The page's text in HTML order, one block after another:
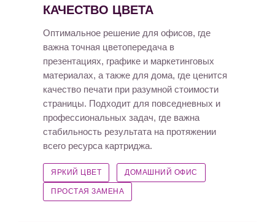
КАЧЕСТВО ЦВЕТА
Оптимальное решение для офисов, где
важна точная цветопередача в
презентациях, графике и маркетинговых
материалах, а также для дома, где ценится
качество печати при разумной стоимости
страницы. Подходит для повседневных и
профессиональных задач, где важна
стабильность результата на протяжении
всего ресурса картриджа.
ЯРКИЙ ЦВЕТ ДОМАШНИЙ ОФИС
ПРОСТАЯ ЗАМЕНА